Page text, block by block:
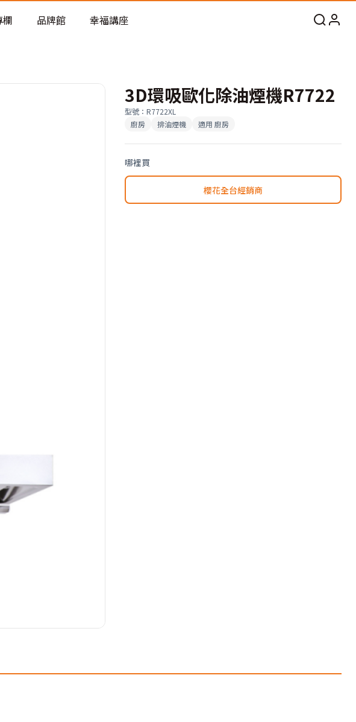
欄 品牌館 幸福講座
3D環吸歐化除油煙機R7722
型號 ： R7722XL
廚房
排油煙機 適用 廚房
哪裡買
櫻花全台經銷商